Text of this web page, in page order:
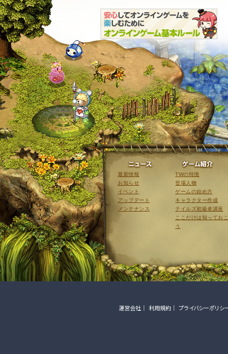
ニュース
最新情報
お知らせ
イベント
アップデート
メンテナンス
TWの特徴
登場人物
ゲームの始め方
キャラクター作成
テイルズ初級者講座
ここだけは知っておこ
う
運営会社 利用規約 プライバシーポリシ